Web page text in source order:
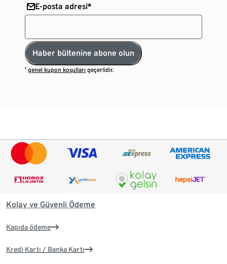
E-posta adresi*
Haber bültenine abone olun
¹genel kupon koşulları geçerlidir.
Kolay ve Güvenli Ödeme
Kapıda ödeme
Kredi Kartı / Banka Kartı